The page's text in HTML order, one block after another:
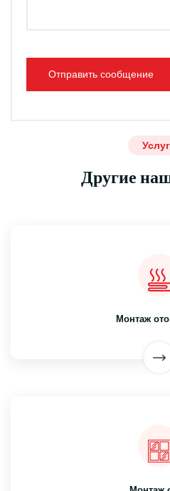
Отправить сообщение
Другие
Монтаж